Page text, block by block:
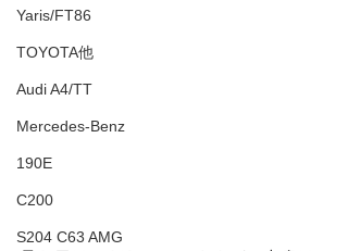
Yaris/FT86
TOYOTA他
Audi A4/TT
Mercedes-Benz
190E
C200
S204 C63 AMG